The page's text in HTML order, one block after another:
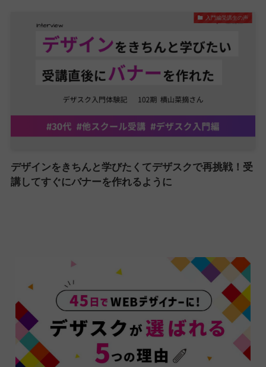
入門編受講生の声
デザインをきちんと学びたくてデザスクで再挑戦！受
講してすぐにバナーを作れるように